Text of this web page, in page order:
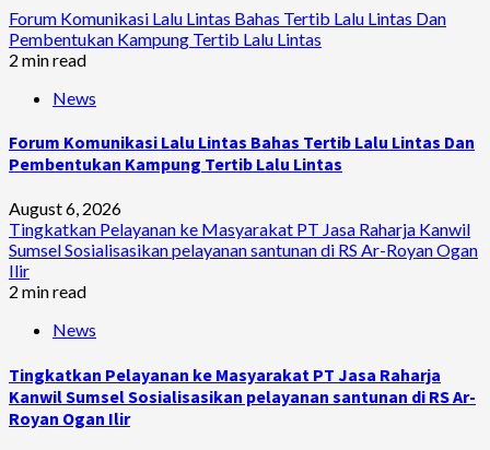
Forum Komunikasi Lalu Lintas Bahas Tertib Lalu Lintas Dan
Pembentukan Kampung Tertib Lalu Lintas
2 min read
News
Forum Komunikasi Lalu Lintas Bahas Tertib Lalu Lintas Dan
Pembentukan Kampung Tertib Lalu Lintas
August 6, 2026
Tingkatkan Pelayanan ke Masyarakat PT Jasa Raharja Kanwil
Sumsel Sosialisasikan pelayanan santunan di RS Ar-Royan Ogan
Ilir
2 min read
News
Tingkatkan Pelayanan ke Masyarakat PT Jasa Raharja
Kanwil Sumsel Sosialisasikan pelayanan santunan di RS Ar-
Royan Ogan Ilir